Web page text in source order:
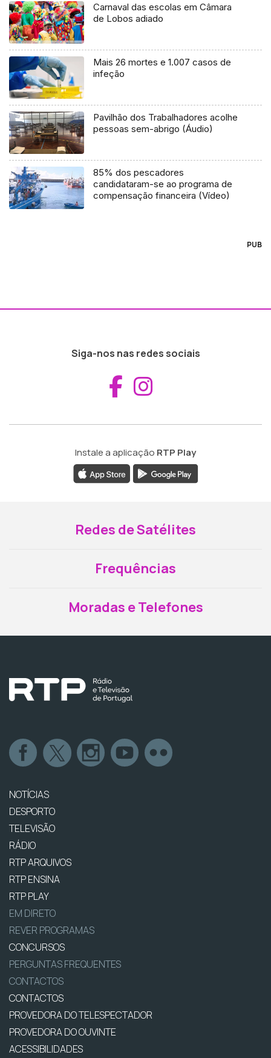
Carnaval das escolas em Câmara
de Lobos adiado
Mais 26 mortes e 1.007 casos de
infeção
Pavilhão dos Trabalhadores acolhe
pessoas sem-abrigo (Áudio)
85% dos pescadores
candidataram-se ao programa de
compensação financeira (Vídeo)
PUB
Siga-nos nas redes sociais
Aceder ao
Instale a aplicação RTP Play
Redes de Satélites
Frequências
Moradas e Telefones
NOTÍCIAS
DESPORTO
TELEVISÃO
RÁDIO
RTP ARQUIVOS
RTP ENSINA
RTP PLAY
EM DIRETO
REVER PROGRAMAS
CONCURSOS
PERGUNTAS FREQUENTES
CONTACTOS
CONTACTOS
PROVEDORA DO TELESPECTADOR
PROVEDORA DO OUVINTE
ACESSIBILIDADES